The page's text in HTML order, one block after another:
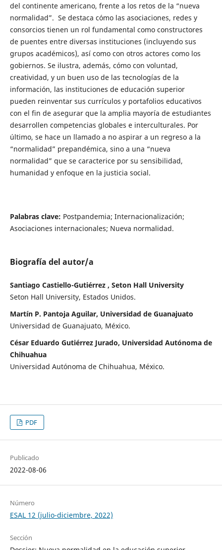
del continente americano, frente a los retos de la “nueva
normalidad”. Se destaca cómo las asociaciones, redes y
consorcios tienen un rol fundamental como constructores
de puentes entre diversas instituciones (incluyendo sus
grupos académicos), así como con otros actores como los
gobiernos. Se ilustra, además, cómo con voluntad,
creatividad, y un buen uso de las tecnologías de la
información, las instituciones de educación superior
pueden reinventar sus currículos y portafolios educativos
con el fin de asegurar que la amplia mayoría de estudiantes
desarrollen competencias globales e interculturales. Por
último, se hace un llamado a no aspirar a un regreso a la
“normalidad” prepandémica, sino a una “nueva
normalidad” que se caracterice por su sensibilidad,
humanidad y enfoque en la justicia social.
Palabras clave: Postpandemia; Internacionalización;
Asociaciones internacionales; Nueva normalidad.
Biografía del autor/a
Santiago Castiello-Gutiérrez , Seton Hall University
Seton Hall University, Estados Unidos.
Martín P. Pantoja Aguilar, Universidad de Guanajuato
Universidad de Guanajuato, México.
César Eduardo Gutiérrez Jurado, Universidad Autónoma de
Chihuahua
Universidad Autónoma de Chihuahua, México.
PDF
Publicado
2022-08-06
Número
ESAL 12 (julio-diciembre, 2022)
Sección